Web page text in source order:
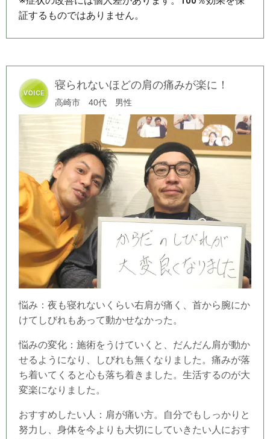
証するものではありません。
寝られないほどの肩の痛みが楽に！
高崎市 40代 男性
悩み：夜も寝れないくらい右肩が痛く、首から腕にか
けてしびれもあって動かせなかった。
悩みの変化：施術をうけていくと、だんだん肩が動か
せるようになり、しびれも無くなりました。痛みが落
ち着いてくると心も落ち着きました。生活するのが大
変楽になりました。
おすすめしたい人：肩が痛い方。自分でもしっかりと
努力し、身体を今よりも大切にしていきたい人におす